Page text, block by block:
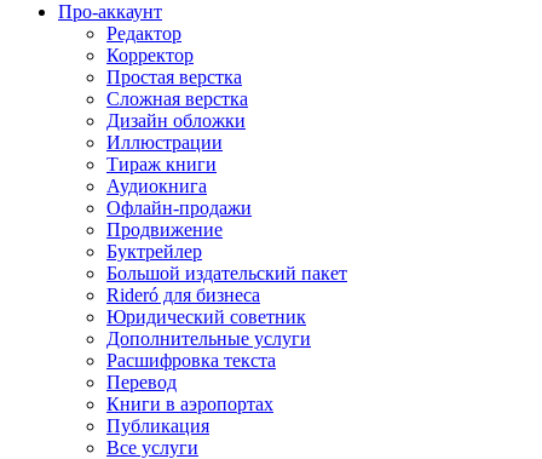
Про-аккаунт
Редактор
Корректор
Простая верстка
Сложная верстка
Дизайн обложки
Иллюстрации
Тираж книги
Аудиокнига
Офлайн-продажи
Продвижение
Буктрейлер
Большой издательский пакет
Rideró для бизнеса
Юридический советник
Дополнительные услуги
Расшифровка текста
Перевод
Книги в аэропортах
Публикация
Все услуги